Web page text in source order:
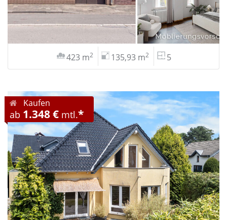
423 m2 135,93 m2 5
Kaufen
ab 1.348 € mtl.*